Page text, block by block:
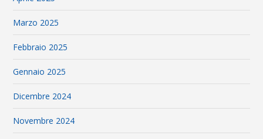
Marzo 2025
Febbraio 2025
Gennaio 2025
Dicembre 2024
Novembre 2024